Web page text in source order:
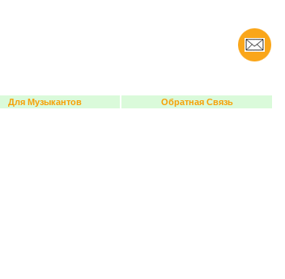
Для Музыкантов Обратная Связь